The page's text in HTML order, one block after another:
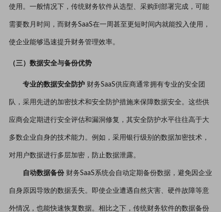
使用。一般情况下，传统财务软件从选型、采购到部署完成，可能
需要数月时间，而财务SaaS在一周甚至更短时间内就能投入使用，
使企业能够迅速提升财务管理效率。
（三）数据安全与备份优势
专业的数据安全防护财务SaaS供应商通常拥有专业的安全团
队，采用先进的加密技术和安全防护措施来保障数据安全。这些供
应商会定期进行安全评估和漏洞修复，其安全防护水平往往高于大
多数企业自身的技术能力。例如，采用银行级别的数据加密技术，
对用户数据进行多层加密，防止数据泄露。
自动数据备份财务SaaS系统会自动定期备份数据，避免因企业
自身原因导致的数据丢失。即使企业遭遇自然灾害、硬件故障等意
外情况，也能快速恢复数据。相比之下，传统财务软件的数据备份